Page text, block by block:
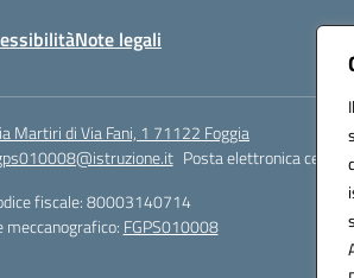
Note legali
Martiri di Via Fani, 1 71122 Foggia
Posta elettronica
fiscale: 80003140714
meccanografico: FGPS010008